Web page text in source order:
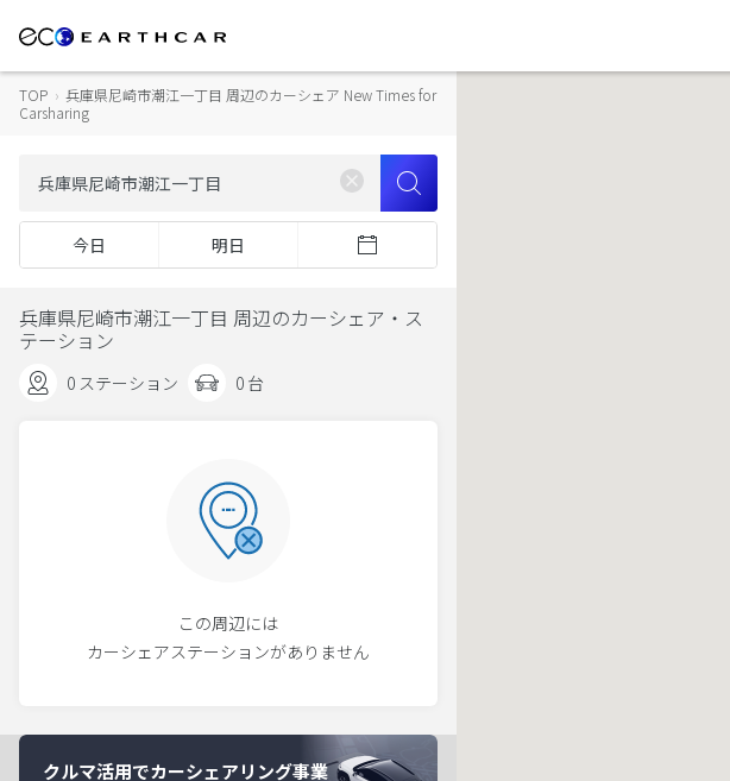
TOP › 兵庫県尼崎市潮江一丁目 周辺のカーシェア New Times for
Carsharing
今日 明日
兵庫県尼崎市潮江一丁目 周辺のカーシェア・ス
テーション
0 ステーション 0 台
この周辺には
カーシェアステーションがありません
クルマ活用でカーシェアリング事業